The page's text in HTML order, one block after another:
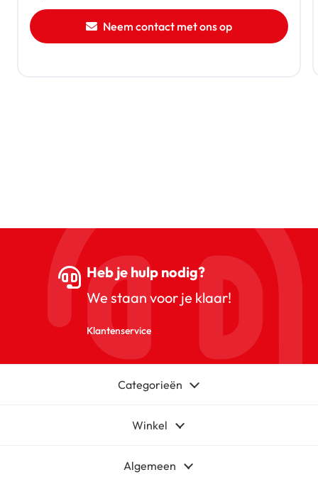
Neem contact met ons op
Heb je hulp nodig?
We staan voor je klaar!
Klantenservice
Categorieën
Winkel
Algemeen